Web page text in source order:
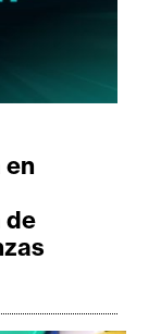
de